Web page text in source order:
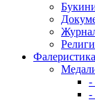
Фалеристика
-
-